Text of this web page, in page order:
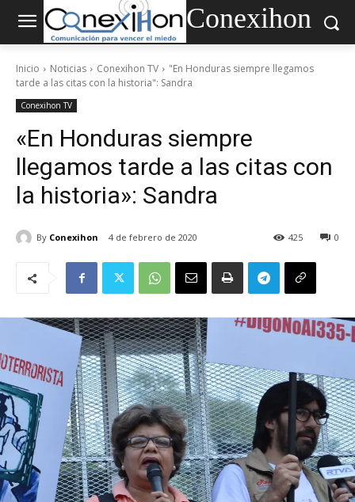
Conexihon
Inicio Noticias Conexihon TV
"En Honduras siempre llegamos
tarde a las citas con la historia": Sandra
Conexihon TV
«En Honduras siempre
llegamos tarde a las citas con
la historia»: Sandra
By Conexihon 4 de febrero de 2020 0
425